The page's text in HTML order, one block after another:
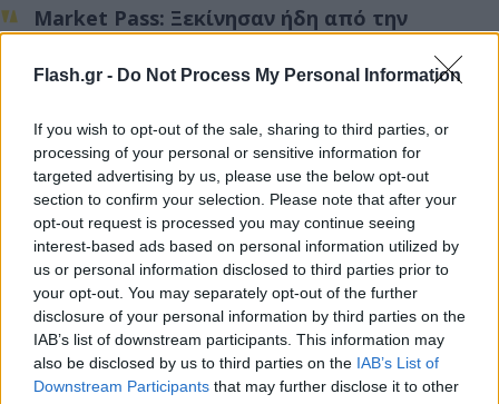
Flash.gr - Do Not Process My Personal Information
If you wish to opt-out of the sale, sharing to third parties, or
processing of your personal or sensitive information for
targeted advertising by us, please use the below opt-out
section to confirm your selection. Please note that after your
opt-out request is processed you may continue seeing
interest-based ads based on personal information utilized by
us or personal information disclosed to third parties prior to
your opt-out. You may separately opt-out of the further
disclosure of your personal information by third parties on the
IAB’s list of downstream participants. This information may
also be disclosed by us to third parties on the IAB’s List of
Downstream Participants that may further disclose it to other
Market Pass: Ξεκίνησαν ήδη από την
έκτακτη ενίσχυση στους δικαιούχους για
Οκτώβριο. Η δεύτερη πληρωμή
προγραμματίζεται για τις αρχές Νοεμβρίου
ενώ οι πληγέντες της Θεσσαλίας και του
Έβρου θα λάβουν επίδομα και για τους
μήνες Νοέμβριο και Δεκέμβριο, το οποίο θα
είναι διπλάσιο.
Αγροτικό πετρέλαιο: Οι αγρότες θα
εισπράξουν την επιστροφή του Ειδικού
Φόρου Κατανάλωσης για το 2023.
Youth Pass: Περίπου 200.000 νέοι και νέες 18